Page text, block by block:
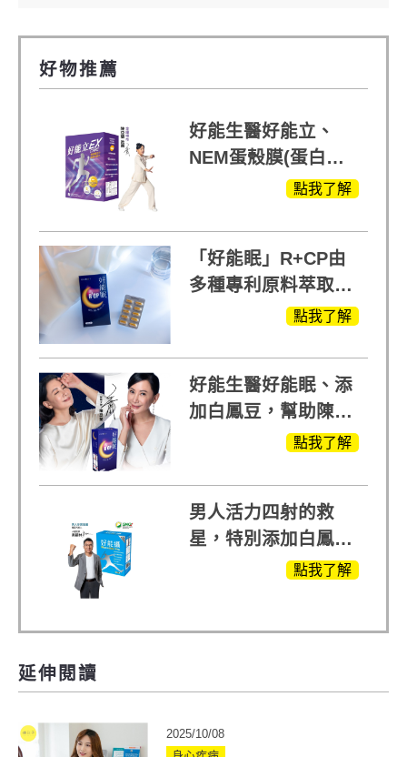
好物推薦
好能生醫好能立、
NEM蛋殼膜(蛋白聚
醣)關鍵配方，厲害其
點我了解
「好能眠」R+CP由
多種專利原料萃取、
白鳳豆、羅布麻、西
晰的關鍵!
點我了解
好能生醫好能眠、添
加白鳳豆，幫助陳亞
蘭入睡的力量點我了解
男人活力四射的救
星，特別添加白鳳豆
萃取 五色瑪卡點我了解
延伸閱讀
2025/10/08